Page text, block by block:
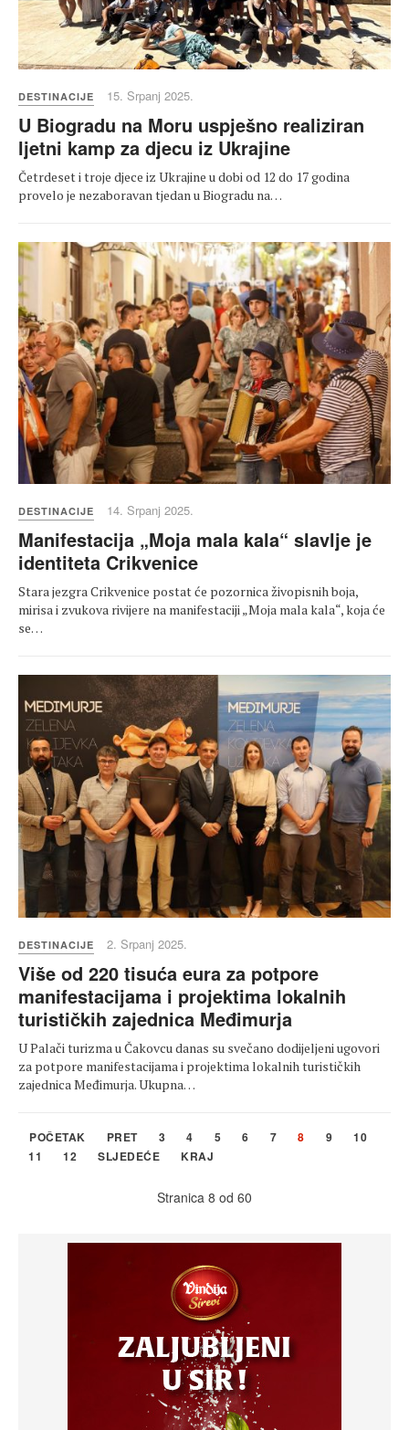
DESTINACIJE 15. Srpanj 2025.
U Biogradu na Moru uspješno realiziran
ljetni kamp za djecu iz Ukrajine
Četrdeset i troje djece iz Ukrajine u dobi od 12 do 17 godina
provelo je nezaboravan tjedan u Biogradu na…
DESTINACIJE 14. Srpanj 2025.
Manifestacija „Moja mala kala“ slavlje je
identiteta Crikvenice
Stara jezgra Crikvenice postat će pozornica živopisnih boja,
mirisa i zvukova rivijere na manifestaciji „Moja mala kala“, koja će
se…
DESTINACIJE 2. Srpanj 2025.
Više od 220 tisuća eura za potpore
manifestacijama i projektima lokalnih
turističkih zajednica Međimurja
U Palači turizma u Čakovcu danas su svečano dodijeljeni ugovori
za potpore manifestacijama i projektima lokalnih turističkih
zajednica Međimurja. Ukupna…
POČETAK PRET 3 4 5 6 7 8 9
10
11
12 SLJEDEĆE KRAJ
Stranica 8 od 60